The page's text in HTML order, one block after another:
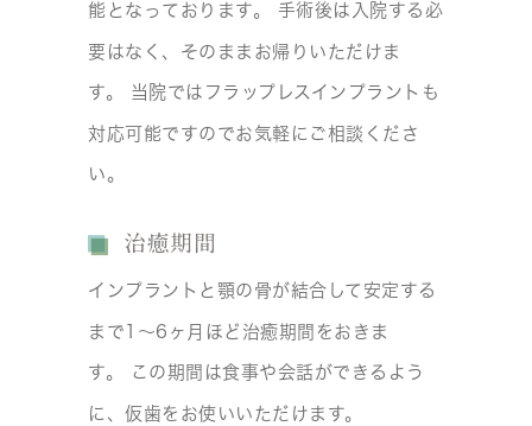
能となっております。 手術後は入院する必
要はなく、そのままお帰りいただけま
す。 当院ではフラップレスインプラントも
対応可能ですのでお気軽にご相談くださ
い。
治癒期間
インプラントと顎の骨が結合して安定する
まで1～6ヶ月ほど治癒期間をおきま
す。 この期間は食事や会話ができるよう
に、仮歯をお使いいただけます。